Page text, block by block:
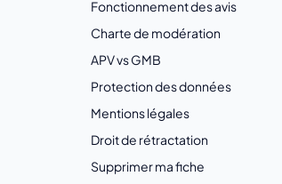
Fonctionnement des avis
Charte de modération
APV vs GMB
Protection des données
Mentions légales
Droit de rétractation
Supprimer ma fiche